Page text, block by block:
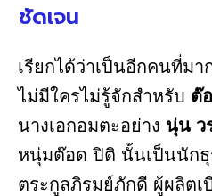
ชัดเจน
เรียกได้ว่าเป็นอีกคนที่มา
ไม่มีใครไม่รู้จักสำหรับ ต๊
นางเอกอมตะอย่าง นุ่น ว
หนุ่มต๊อด ปิติ นั้นเป็นนัก
ตระกูลภิรมย์ภักดี ผู้ผลิตเ